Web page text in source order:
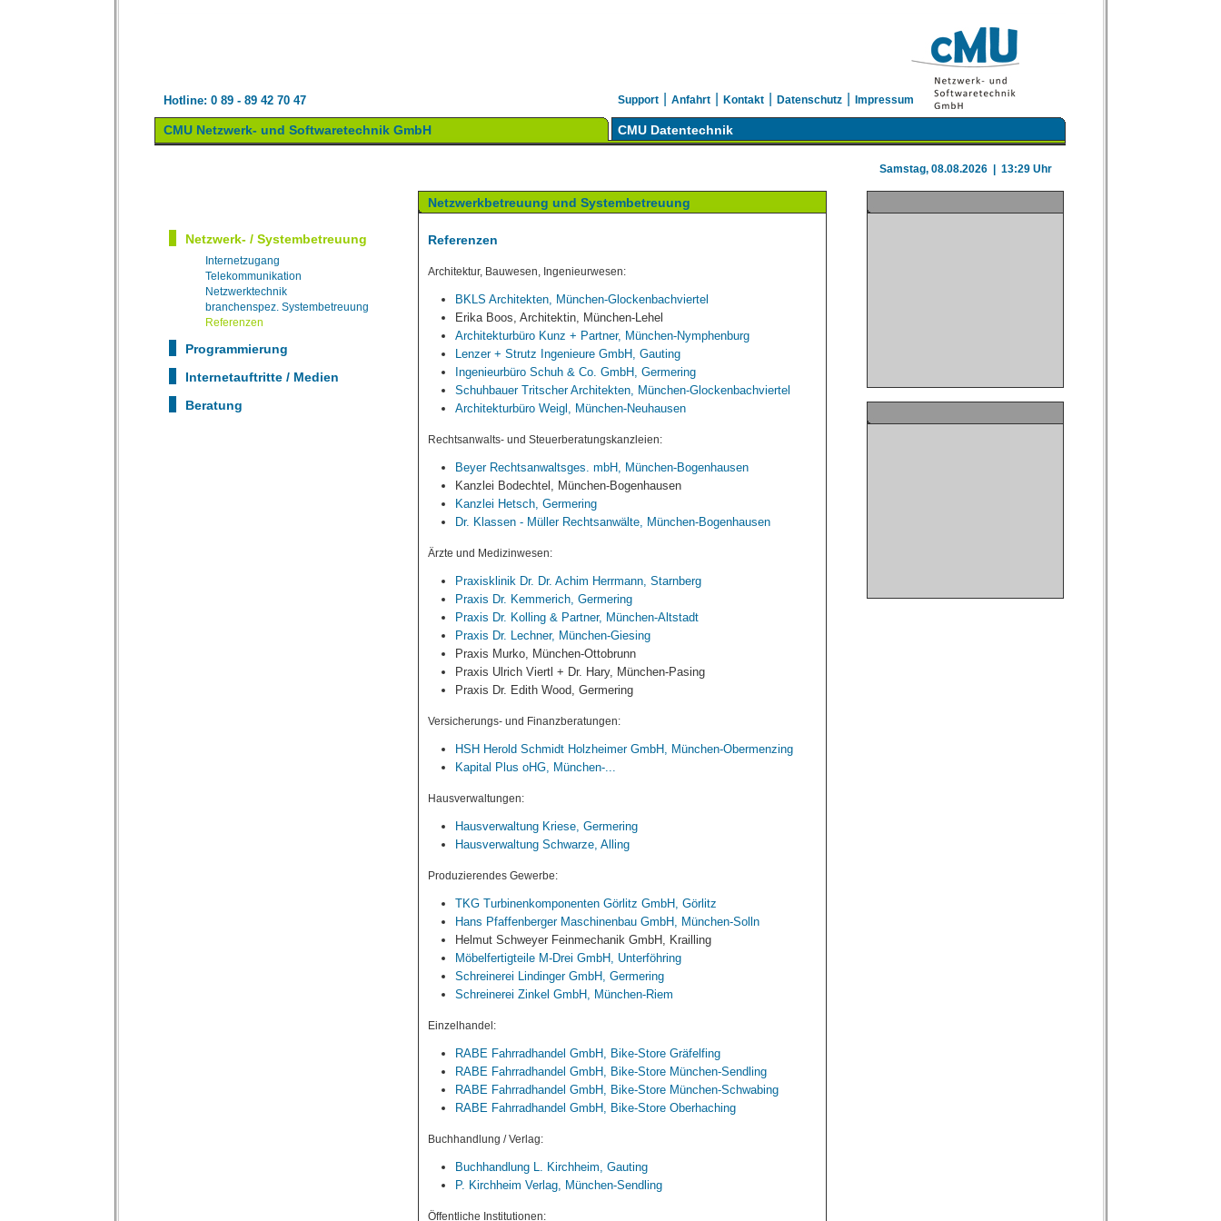
Hotline: 0 89 - 89 42 70 47 Support Anfahrt Kontakt Datenschutz Impressum
CMU Netzwerk- und Softwaretechnik GmbH CMU Datentechnik
Samstag, 08.08.2026 | 13:29 Uhr
Netzwerk- / Systembetreuung
Internetzugang
Telekommunikation
Netzwerktechnik
branchenspez. Systembetreuung
Referenzen
Programmierung
Internetauftritte / Medien
Beratung
Netzwerkbetreuung und Systembetreuung
Referenzen
Architektur, Bauwesen, Ingenieurwesen:
BKLS Architekten, München-Glockenbachviertel
Erika Boos, Architektin, München-Lehel
Architekturbüro Kunz + Partner, München-Nymphenburg
Lenzer + Strutz Ingenieure GmbH, Gauting
Ingenieurbüro Schuh & Co. GmbH, Germering
Schuhbauer Tritscher Architekten, München-Glockenbachviertel
Architekturbüro Weigl, München-Neuhausen
Rechtsanwalts- und Steuerberatungskanzleien:
Beyer Rechtsanwaltsges. mbH, München-Bogenhausen
Kanzlei Bodechtel, München-Bogenhausen
Kanzlei Hetsch, Germering
Dr. Klassen - Müller Rechtsanwälte, München-Bogenhausen
Ärzte und Medizinwesen:
Praxisklinik Dr. Dr. Achim Herrmann, Starnberg
Praxis Dr. Kemmerich, Germering
Praxis Dr. Kolling & Partner, München-Altstadt
Praxis Dr. Lechner, München-Giesing
Praxis Murko, München-Ottobrunn
Praxis Ulrich Viertl + Dr. Hary, München-Pasing
Praxis Dr. Edith Wood, Germering
Versicherungs- und Finanzberatungen:
HSH Herold Schmidt Holzheimer GmbH, München-Obermenzing
Kapital Plus oHG, München-...
Hausverwaltungen:
Hausverwaltung Kriese, Germering
Hausverwaltung Schwarze, Alling
Produzierendes Gewerbe:
TKG Turbinenkomponenten Görlitz GmbH, Görlitz
Hans Pfaffenberger Maschinenbau GmbH, München-Solln
Helmut Schweyer Feinmechanik GmbH, Krailling
Möbelfertigteile M-Drei GmbH, Unterföhring
Schreinerei Lindinger GmbH, Germering
Schreinerei Zinkel GmbH, München-Riem
Einzelhandel:
RABE Fahrradhandel GmbH, Bike-Store Gräfelfing
RABE Fahrradhandel GmbH, Bike-Store München-Sendling
RABE Fahrradhandel GmbH, Bike-Store München-Schwabing
RABE Fahrradhandel GmbH, Bike-Store Oberhaching
Buchhandlung / Verlag:
Buchhandlung L. Kirchheim, Gauting
P. Kirchheim Verlag, München-Sendling
Öffentliche Institutionen: